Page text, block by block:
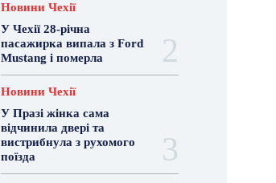
Новини Чехії
У Чехії 28-річна
пасажирка випала з Ford
Mustang і померла
Новини Чехії
У Празі жінка сама
відчинила двері та
вистрибнула з рухомого
поїзда